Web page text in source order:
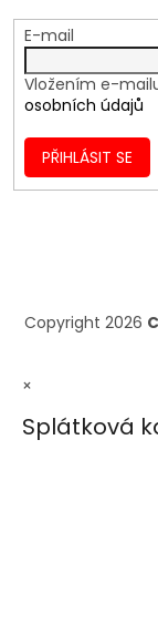
E-mail
Vložením e-
osobních údajů
PŘIHLÁSIT SE
Copyright 2026
×
Splátková